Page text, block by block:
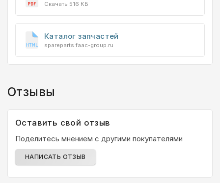
Скачать 516 КБ
Каталог запчастей
spareparts.faac-group.ru
Отзывы
Оставить свой отзыв
Поделитесь мнением с другими покупателями
НАПИСАТЬ ОТЗЫВ